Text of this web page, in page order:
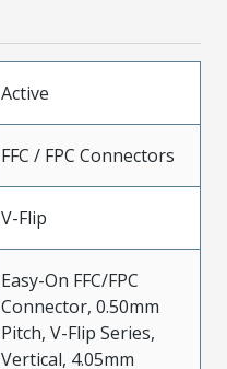
Active
FFC / FPC Connectors
V-Flip
Easy-On FFC/FPC
Connector, 0.50mm
Pitch, V-Flip Series,
Vertical, 4.05mm